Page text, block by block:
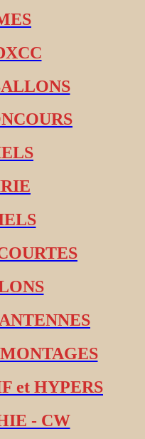
et HYPERS
- CW